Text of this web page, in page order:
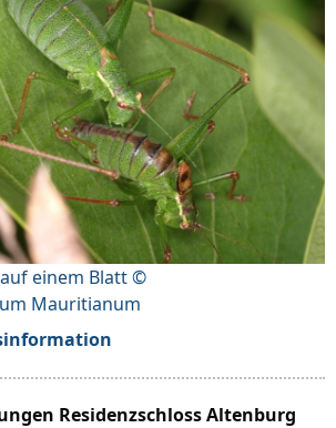
einem Blatt ©
Mauritianum
Residenzschloss Altenburg